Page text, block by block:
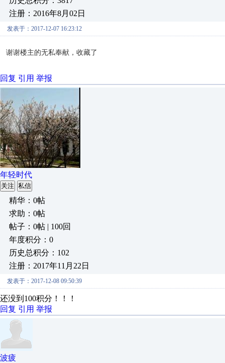
注册：2016年8月02日
发表于：2017-12-07 16:23:12
谢谢楼主的无私奉献，收藏了
回复 引用 举报
年轻时代
关注 私信
精华：0帖
求助：0帖
帖子：0帖 | 100回
年度积分：0
历史总积分：102
注册：2017年11月22日
发表于：2017-12-08 09:50:39
还没到100积分！！！
回复 引用 举报
波疲